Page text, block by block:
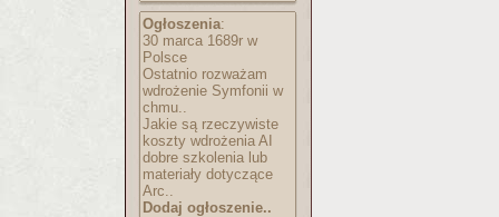
Ogłoszenia:
30 marca 1689r w
Polsce
Ostatnio rozważam
wdrożenie Symfonii w
chmu..
Jakie są rzeczywiste
koszty wdrożenia AI
dobre szkolenia lub
materiały dotyczące
Arc..
Dodaj ogłoszenie..